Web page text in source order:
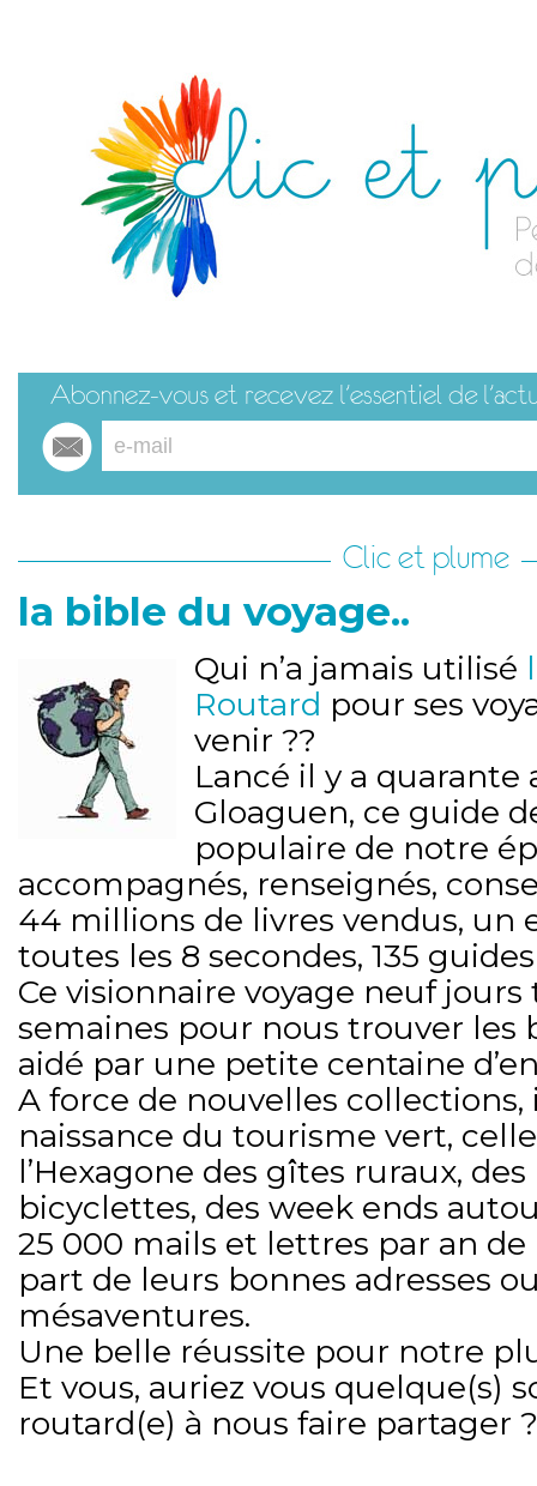
Clic et plume
la bible du voyage..
Qui n’a jamais utilisé
Routard pour ses
venir ??
Lancé il y a quarante
Gloaguen, ce guide
populaire de notre
accompagnés, renseignés,
44 millions de livres vendus, un
toutes les 8 secondes, 135
Ce visionnaire voyage neuf
semaines pour nous trouver les
aidé par une petite centaine
A force de nouvelles
naissance du tourisme vert,
l’Hexagone des gîtes ruraux,
bicyclettes, des week ends
25 000 mails et lettres par an
part de leurs bonnes adresses
mésaventures.
Une belle réussite pour notre
Et vous, auriez vous quelque(s)
routard(e) à nous faire partager